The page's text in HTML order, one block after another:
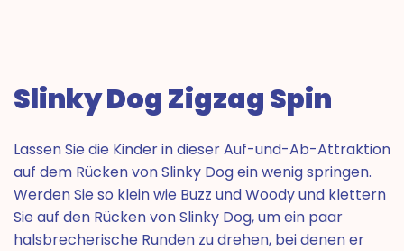
Slinky Dog Zigzag Spin
Lassen Sie die Kinder in dieser Auf-und-Ab-Attraktion
auf dem Rücken von Slinky Dog ein wenig springen.
Werden Sie so klein wie Buzz und Woody und klettern
Sie auf den Rücken von Slinky Dog, um ein paar
halsbrecherische Runden zu drehen, bei denen er